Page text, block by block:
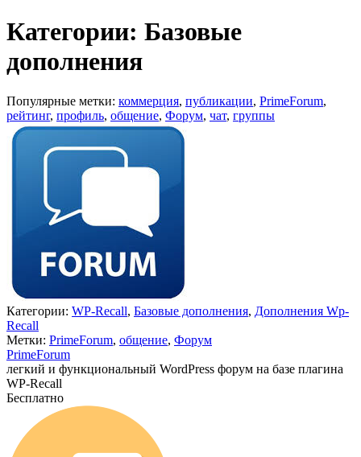
Категории: Базовые
дополнения
Популярные метки: коммерция, публикации, PrimeForum,
рейтинг, профиль, общение, Форум, чат, группы
Категории: WP-Recall, Базовые дополнения, Дополнения Wp-
Recall
Метки: PrimeForum, общение, Форум
PrimeForum
легкий и функциональный WordPress форум на базе плагина
WP-Recall
Бесплатно